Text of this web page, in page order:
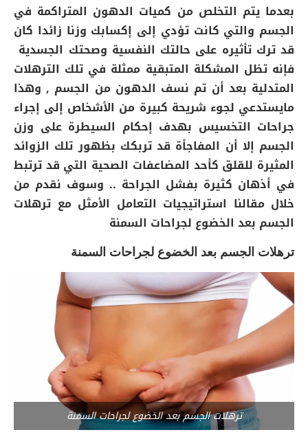
بعدما يتم التخلص من كميات الدهون المتراكمة في
الجسم والتي كانت تؤدي إلى إكسابك وزنا زائدا كان
قد ترك تأثيره على حالتك النفسية وصحتك الجسدية
فإنه تظل المشكلة المتبقية ممثلة في تلك الترهلات
المتدلية بعد أن تم نسف الدهون من الجسم , وهذا
مايستدعي لجوء شريحة كبيرة من الأشخاص إلى إجراء
جراحات التخسيس بهدف إحكام السيطرة على وزن
الجسم إلا أن المفاجأة قد تربكك بظهور تلك الزوائد
المثيرة للقلق كأحد المضاعفات الصحية التي قد ترتبط
في أذهان كثيرة بفشل الجراحة .. وسوف نقدم من
خلال مقالنا استراتيجيات التعامل الأمثل مع ترهلات
الجسم بعد الخضوع لجراحات السمنة
ترهلات الجسم بعد الخضوع لجراحات السمنة
ترهلات الجسم بعد الخضوع لجراحات السمنة